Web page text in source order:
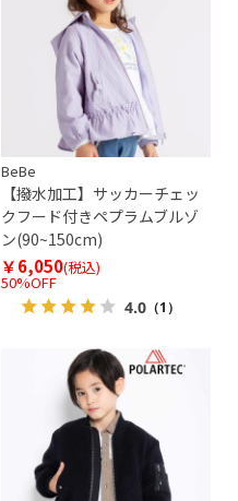
BeBe
【撥水加工】サッカーチェッ
クフード付きペプラムブルゾ
ン(90~150cm)
￥6,050(税込)
50%OFF
4.0（1）